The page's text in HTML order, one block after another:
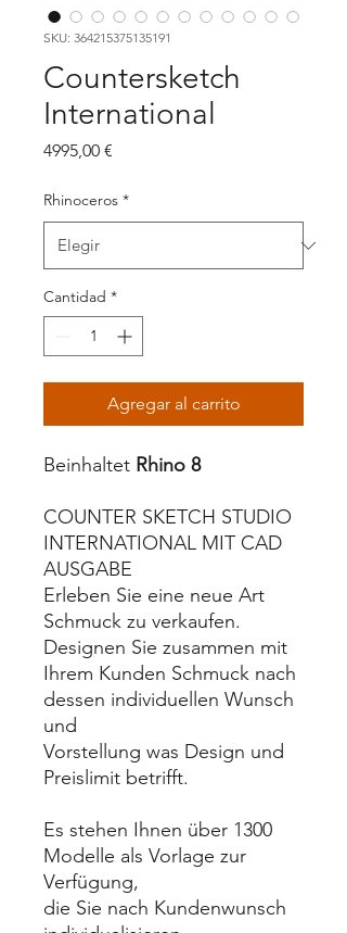
SKU: 364215375135191
Countersketch
International
4995,00 €
Rhinoceros *
Cantidad *
Agregar al carrito
Beinhaltet Rhino 8
COUNTER SKETCH STUDIO
INTERNATIONAL MIT CAD
AUSGABE
Erleben Sie eine neue Art
Schmuck zu verkaufen.
Designen Sie zusammen mit
Ihrem Kunden Schmuck nach
dessen individuellen Wunsch
und
Vorstellung was Design und
Preislimit betrifft.
Es stehen Ihnen über 1300
Modelle als Vorlage zur
Verfügung,
die Sie nach Kundenwunsch